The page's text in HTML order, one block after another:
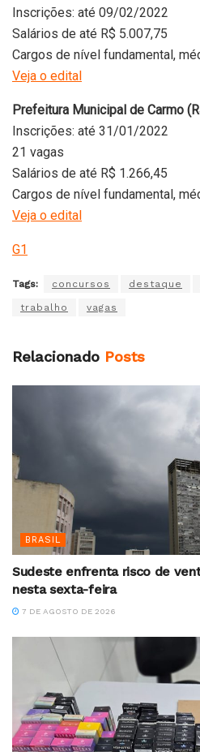
Inscrições: até 09/02/2022
Salários de até R$ 5.007,75
Cargos de nível fundamental,
Veja o edital
Prefeitura Municipal de Carmo
Inscrições: até 31/01/2022
21 vagas
Salários de até R$ 1.266,45
Cargos de nível fundamental,
Veja o edital
G1
Tags: concursos destaque
trabalho vagas
Relacionado Posts
BRASIL
Sudeste enfrenta risco de
nesta sexta-feira
7 DE AGOSTO DE 2026